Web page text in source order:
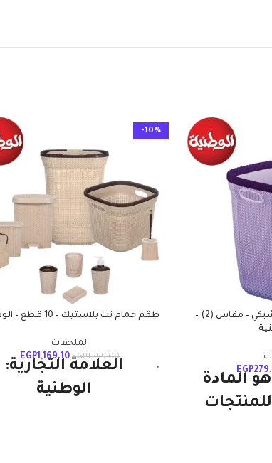
سبت غسيل بتصميم شبكي – مقاس (2) –
EGP
المادة
-10%
طقم حمام نت بلاستيك – 10 قطع – الوطنية
الملحقات
EGP1,299.00
EGP1,169.10
العلامة التجارية:
الوطنية